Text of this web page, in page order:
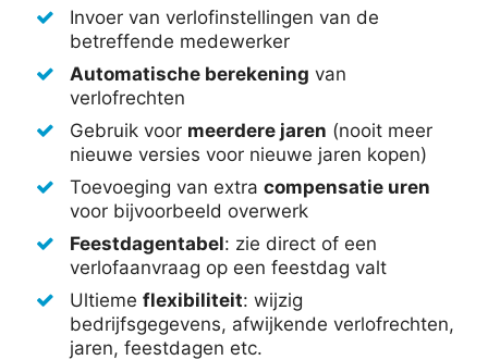
Invoer van verlofinstellingen van de
betreffende medewerker
Automatische berekening van
verlofrechten
Gebruik voor meerdere jaren (nooit meer
nieuwe versies voor nieuwe jaren kopen)
Toevoeging van extra compensatie uren
voor bijvoorbeeld overwerk
Feestdagentabel: zie direct of een
verlofaanvraag op een feestdag valt
Ultieme flexibiliteit: wijzig
bedrijfsgegevens, afwijkende verlofrechten,
jaren, feestdagen etc.